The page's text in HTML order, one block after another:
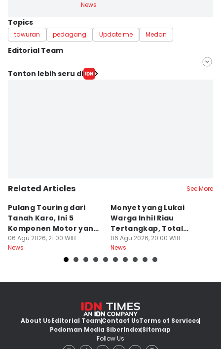
News
Topics
tawuran pedagang Update me Medan
Editorial Team
Editor
Tonton lebih seru di
Related Articles See More
Pulang Touring dari
Tanah Karo, Ini 5
Komponen Motor yang
Wajib Dicek
06 Agu 2026, 21:00 WIB
News
Monyet yang Lukai
Warga Inhil Riau
Tertangkap, Total
Korban 19 Orang
06 Agu 2026, 20:00 WIB
News
About UsEditorial TeamContact UsTerms of Services
Pedoman Media SiberIndexSitemap
Follow Us